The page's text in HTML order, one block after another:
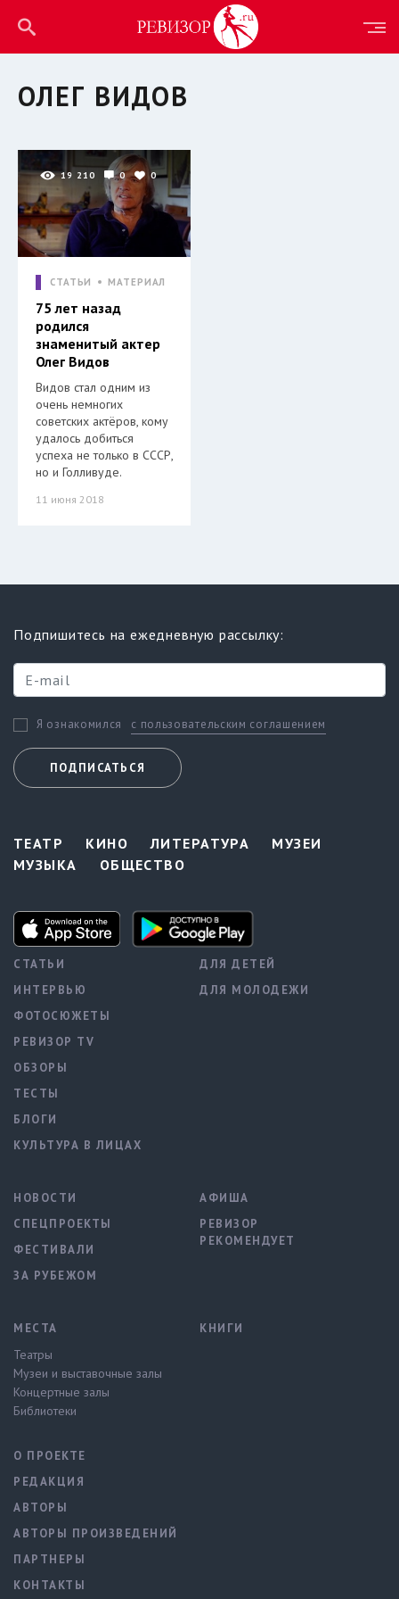
ОЛЕГ ВИДОВ
19 210 0 0
СТАТЬИ МАТЕРИАЛ
75 лет назад
родился
знаменитый актер
Олег Видов
Видов стал одним из
очень немногих
советских актёров, кому
удалось добиться
успеха не только в СССР,
но и Голливуде.
11 июня 2018
Подпишитесь на ежедневную рассылку:
Я ознакомился с пользовательским соглашением
ПОДПИСАТЬСЯ
ТЕАТР КИНО ЛИТЕРАТУРА
МУЗЕИ
МУЗЫКА
ОБЩЕСТВО
СТАТЬИ
ИНТЕРВЬЮ
ФОТОСЮЖЕТЫ
РЕВИЗОР TV
ОБЗОРЫ
ТЕСТЫ
БЛОГИ
КУЛЬТУРА В ЛИЦАХ
ДЛЯ ДЕТЕЙ
ДЛЯ МОЛОДЕЖИ
НОВОСТИ
СПЕЦПРОЕКТЫ
ФЕСТИВАЛИ
ЗА РУБЕЖОМ
АФИША
РЕВИЗОР
РЕКОМЕНДУЕТ
МЕСТА
Театры
Музеи и выставочные залы
Концертные залы
Библиотеки
КНИГИ
О ПРОЕКТЕ
РЕДАКЦИЯ
АВТОРЫ
АВТОРЫ ПРОИЗВЕДЕНИЙ
ПАРТНЕРЫ
КОНТАКТЫ